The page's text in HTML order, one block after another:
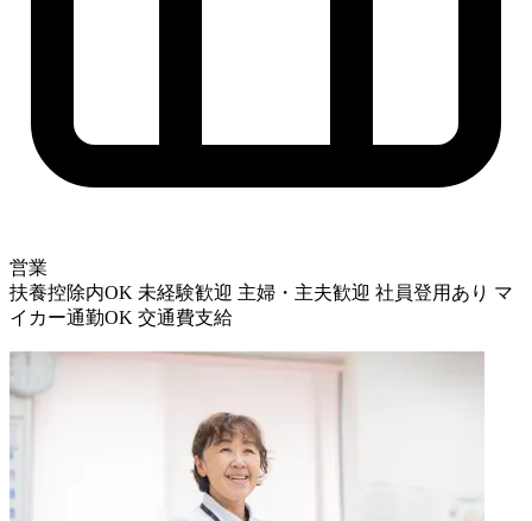
営業
扶養控除内OK 未経験歓迎 主婦・主夫歓迎 社員登用あり マ
イカー通勤OK 交通費支給